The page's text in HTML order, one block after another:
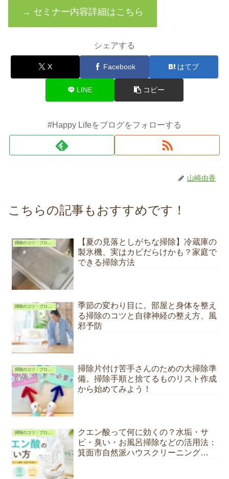
→ セミナー内容詳細はこちら
シェアする
X Facebook はてブ
LINE コピー
#Happy Lifeをブログをフォローする
山崎由香
こちらの記事もおすすめです！
掃除のコツ・プロが教える掃除術
【夏の見落としがちな掃除】冷蔵庫の
製氷機、実はカビだらけかも？家庭で
できる掃除方法
季節の変わり目に。部屋と身体を整え
る掃除のコツと自律神経の整え方、風
邪予防
掃除のコツ・プロが教える掃除術
掃除片付け苦手さんのための大掃除準
備。掃除手順と捨てるものリスト作成
から始めてみよう！
掃除のコツ・プロが教える掃除術
クエン酸って何に効くの？水垢・サ
ビ・臭い・お風呂掃除などの活用法：
箕面市自然派ハウスクリーニング